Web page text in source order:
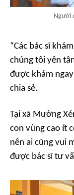
Người
“Các bác sĩ
chúng tôi yên
được khám
chia sẻ.
Tại xã Mường
con vùng cao ít
nên ai cũng vui
được bác sĩ tư